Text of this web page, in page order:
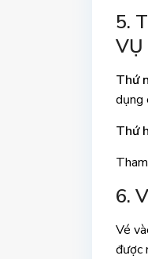
5.
VỤ
Thứ
dụng
Thứ
6.
Vé
được